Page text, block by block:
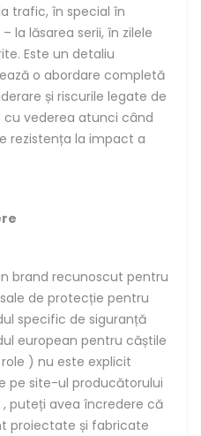
trafic, în special în
la lăsarea serii, în zilele
Este un detaliu
o abordare completă
și riscurile legate de
vederea atunci când
rezistența la impact a
brand recunoscut pentru
de protecție pentru
specific de siguranță
european pentru căștile
) nu este explicit
pe site-ul producătorului
puteți avea încredere că
proiectate și fabricate